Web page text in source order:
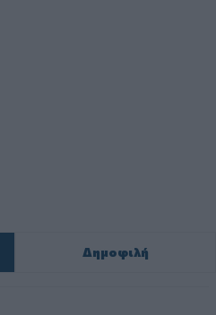
Δημοφιλή